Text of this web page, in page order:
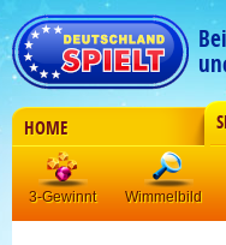
HOME
3-Gewinnt Wimmelbild